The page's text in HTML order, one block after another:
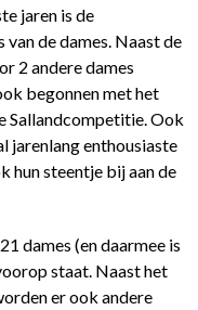
jaren is de
van de dames. Naast de
2 andere dames
begonnen met het
Sallandcompetitie. Ook
jarenlang enthousiaste
hun steentje bij aan de
dames (en daarmee is
staat. Naast het
er ook andere